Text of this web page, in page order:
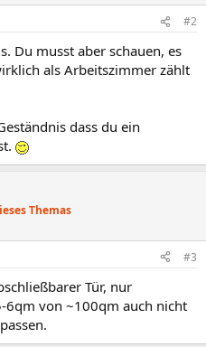
#2
Du musst aber schauen, es
als Arbeitszimmer zählt
dass du ein
Themas
#3
Tür, nur
von ~100qm auch nicht